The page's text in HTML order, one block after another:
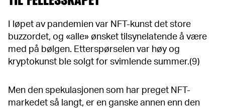
I løpet av pandemien var NFT-kunst det store
buzzordet, og «alle» ønsket tilsynelatende å være
med på bølgen. Etterspørselen var høy og
kryptokunst ble solgt for svimlende summer.(9)
Men den spekulasjonen som har preget NFT-
markedet så langt, er en ganske annen enn den